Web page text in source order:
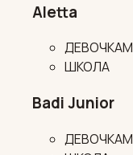
Aletta
ДЕВОЧКАМ
ШКОЛА
Badi Junior
ДЕВОЧКАМ